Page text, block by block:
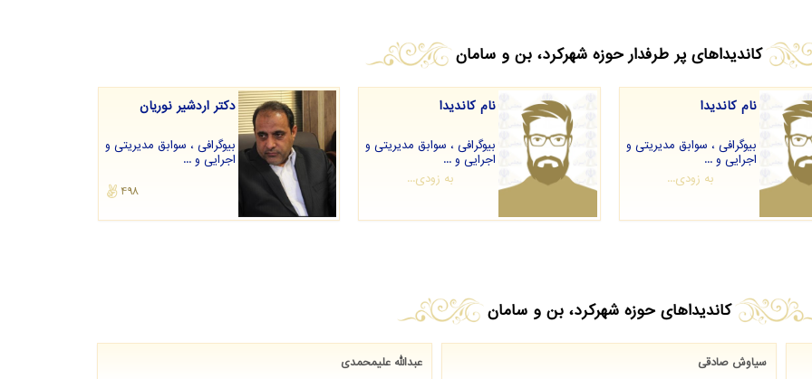
کاندیداهای پر طرفدار حوزه شهرکرد، بن و سامان
نام کاندیدا
بیوگرافی ، سوابق مدیریتی و
اجرایی و ...
به زودی...
نام کاندیدا
بیوگرافی ، سوابق مدیریتی و
اجرایی و ...
به زودی...
دکتر اردشیر نوریان
بیوگرافی ، سوابق مدیریتی و
اجرایی و ...
498
کاندیداهای حوزه شهرکرد، بن و سامان
سیاوش صادقی عبدالله علیمحمدی